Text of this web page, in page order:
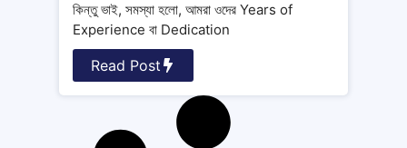
কিন্তু ভাই, সমস্যা হলো, আমরা ওদের Years of
Experience বা Dedication
Read Post